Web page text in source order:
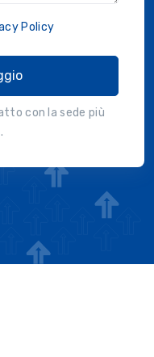
Policy
con la sede più